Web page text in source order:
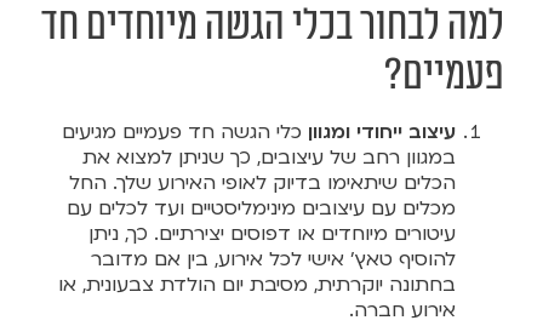
למה לבחור בכלי הגשה מיוחדים חד
פעמיים?
עיצוב ייחודי ומגוון כלי הגשה חד פעמיים מגיעים
במגוון רחב של עיצובים, כך שניתן למצוא את
הכלים שיתאימו בדיוק לאופי האירוע שלך. החל
מכלים עם עיצובים מינימליסטיים ועד לכלים עם
עיטורים מיוחדים או דפוסים יצירתיים. כך, ניתן
להוסיף טאץ' אישי לכל אירוע, בין אם מדובר
בחתונה יוקרתית, מסיבת יום הולדת צבעונית, או
אירוע חברה.